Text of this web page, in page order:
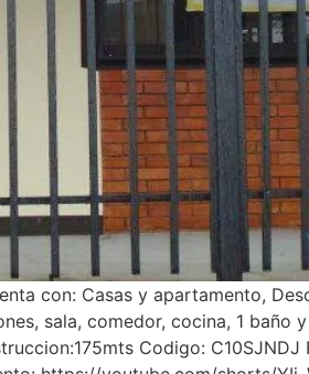
con: Casas y apartamento,
sala, comedor, cocina, 1 baño
Codigo: